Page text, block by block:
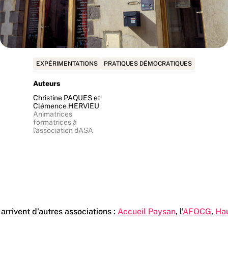
EXPÉRIMENTATIONS PRATIQUES DÉMOCRATIQUES
Auteurs
Christine PAQUES et
Clémence HERVIEU
Animatrices
formatrices à
l'association dASA
d’autres associations : Accueil Paysan, l’AFOCG,